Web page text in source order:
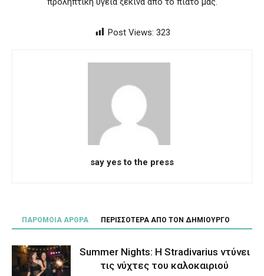
Post Views: 323
say yes to the press
ΠΑΡΟΜΟΙΑ ΑΡΘΡΑ ΠΕΡΙΣΣΟΤΕΡΑ ΑΠΟ ΤΟΝ ΔΗΜΙΟΥΡΓΟ
Summer Nights: Η Stradivarius ντύνει
τις νύχτες του καλοκαιριού